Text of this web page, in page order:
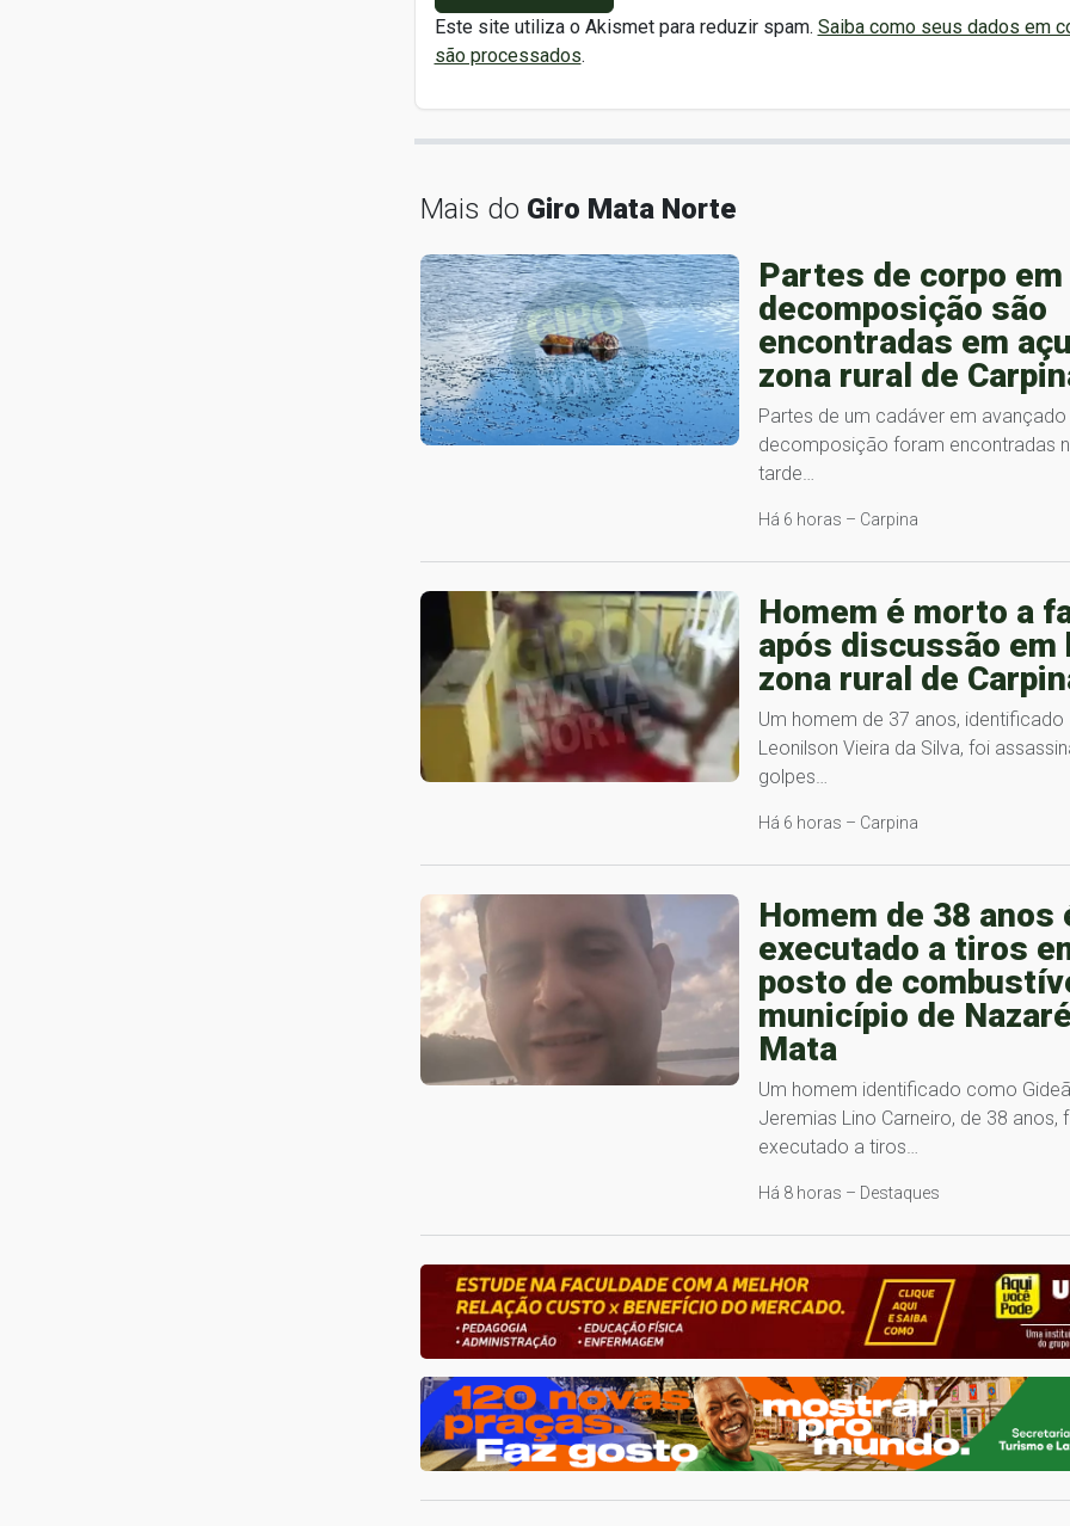
Este site utiliza o Akismet para reduzir spam. Saiba como seus dados em
são processados.
Mais do Giro Mata Norte
Partes de corpo em
decomposição são
encontradas em
zona rural de
Partes de um cadáver em
decomposição foram encontradas
tarde…
Há 6 horas – Carpina
Homem é morto a
após discussão em
zona rural de
Um homem de 37 anos,
Leonilson Vieira da Silva, foi
golpes…
Há 6 horas – Carpina
Homem de 38 anos
executado a tiros
posto de
município de
Mata
Um homem identificado como
Jeremias Lino Carneiro, de 38 anos,
executado a tiros…
Há 8 horas – Destaques